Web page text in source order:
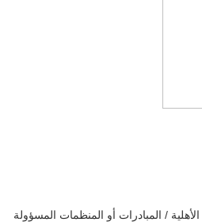
/ المبادرات أو المنظمات المسؤولة